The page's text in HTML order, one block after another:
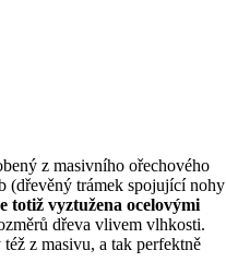
z masivního ořechového
(dřevěný trámek spojující nohy
totiž vyztužena ocelovými
dřeva vlivem vlhkosti.
z masivu, a tak perfektně